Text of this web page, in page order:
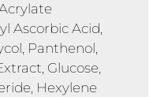
Ascorbic Acid,
Panthenol,
Glucose,
Hexylene